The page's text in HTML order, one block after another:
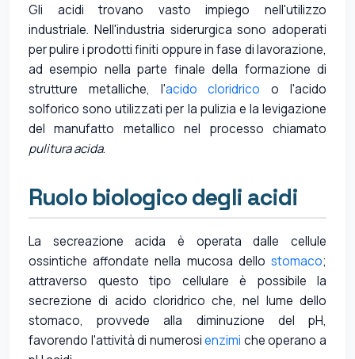
Gli acidi trovano vasto impiego nell'utilizzo
industriale. Nell'industria siderurgica sono adoperati
per pulire i prodotti finiti oppure in fase di lavorazione,
ad esempio nella parte finale della formazione di
strutture metalliche, l'acido cloridrico o l'acido
solforico sono utilizzati per la pulizia e la levigazione
del manufatto metallico nel processo chiamato
pulitura acida.
Ruolo biologico degli acidi
La secreazione acida è operata dalle cellule
ossintiche affondate nella mucosa dello stomaco;
attraverso questo tipo cellulare è possibile la
secrezione di acido cloridrico che, nel lume dello
stomaco, provvede alla diminuzione del pH,
favorendo l'attività di numerosienzimi che operano a